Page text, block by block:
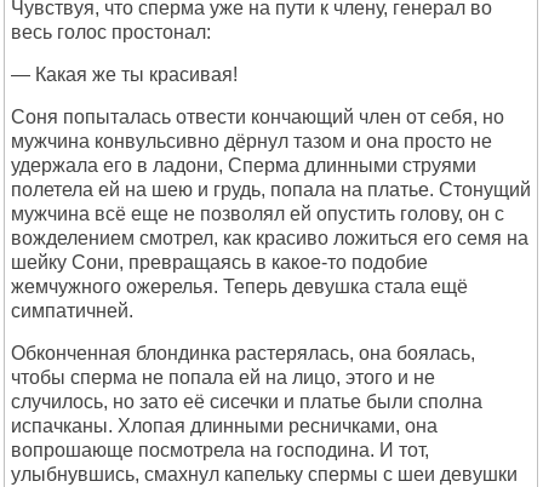
Чувствуя, что сперма уже на пути к члену, генерал во
весь голос простонал:
— Какая же ты красивая!
Соня попыталась отвести кончающий член от себя, но
мужчина конвульсивно дёрнул тазом и она просто не
удержала его в ладони, Сперма длинными струями
полетела ей на шею и грудь, попала на платье. Стонущий
мужчина всё еще не позволял ей опустить голову, он с
вожделением смотрел, как красиво ложиться его семя на
шейку Сони, превращаясь в какое-то подобие
жемчужного ожерелья. Теперь девушка стала ещё
симпатичней.
Обконченная блондинка растерялась, она боялась,
чтобы сперма не попала ей на лицо, этого и не
случилось, но зато её сисечки и платье были сполна
испачканы. Хлопая длинными ресничками, она
вопрошающе посмотрела на господина. И тот,
улыбнувшись, смахнул капельку спермы с шеи девушки